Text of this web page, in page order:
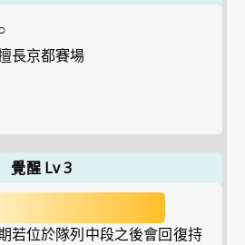
長京都賽場
覺醒 Lv 3
若位於隊列中段之後會回復持